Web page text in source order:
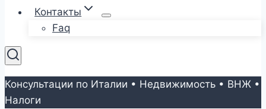
Контакты
Faq
Консультации по Италии • Недвижимость • ВНЖ •
Налоги